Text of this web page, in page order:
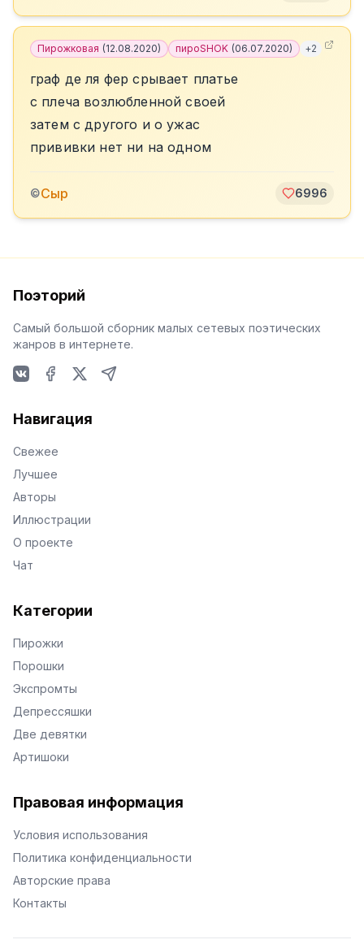
Пирожковая (12.08.2020) пироSHOK (06.07.2020) +2
граф де ля фер срывает платье
с плеча возлюбленной своей
затем с другого и о ужас
прививки нет ни на одном
©Сыр 6996
Поэторий
Самый большой сборник малых сетевых поэтических
жанров в интернете.
Навигация
Свежее
Лучшее
Авторы
Иллюстрации
О проекте
Чат
Категории
Пирожки
Порошки
Экспромты
Депрессяшки
Две девятки
Артишоки
Правовая информация
Условия использования
Политика конфиденциальности
Авторские права
Контакты